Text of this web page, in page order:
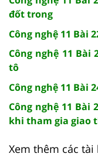
đốt trong
Công nghệ 11 Bài
Công nghệ 11 Bài
tô
Công nghệ 11 Bài
Công nghệ 11 Bài
khi tham gia giao
Xem thêm các